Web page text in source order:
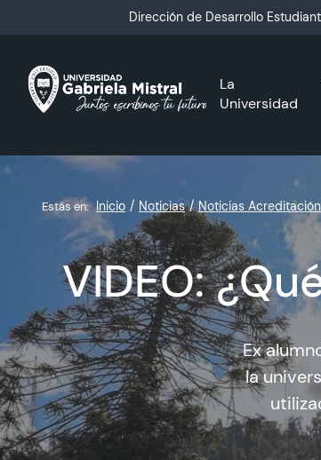
Dirección de Desarrollo
La
Universidad
Estás en: Inicio Noticias Noticias Acreditación
VIDEO:
Ex
la